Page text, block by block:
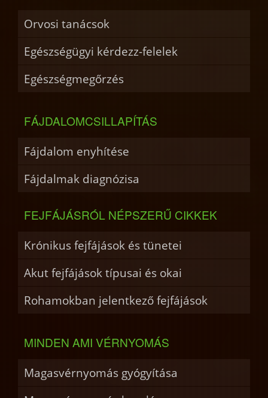
Orvosi tanácsok
Egészségügyi kérdezz-felelek
Egészségmegőrzés
FÁJDALOMCSILLAPÍTÁS
Fájdalom enyhítése
Fájdalmak diagnózisa
FEJFÁJÁSRÓL NÉPSZERŰ CIKKEK
Krónikus fejfájások és tünetei
Akut fejfájások típusai és okai
Rohamokban jelentkező fejfájások
MINDEN AMI VÉRNYOMÁS
Magasvérnyomás gyógyítása